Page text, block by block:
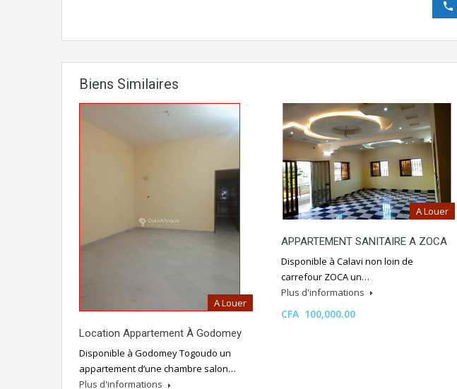
Biens Similaires
A Louer
Location Appartement À Godomey
Disponible à Godomey Togoudo un
appartement d’une chambre salon…
Plus d'informations
A Louer
APPARTEMENT SANITAIRE A ZOCA
Disponible à Calavi non loin de
carrefour ZOCA un…
Plus d'informations
CFA 100,000.00